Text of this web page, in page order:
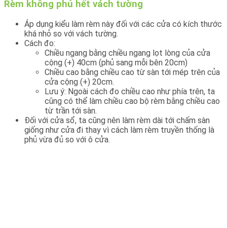
Rèm không phủ hết vách tường
Áp dụng kiểu làm rèm này đối với các cửa có kích thước
khá nhỏ so với vách tường.
Cách đo:
Chiều ngang bằng chiều ngang lọt lòng của cửa
cộng (+) 40cm (phủ sang mỗi bên 20cm)
Chiều cao bằng chiều cao từ sàn tới mép trên của
cửa cộng (+) 20cm.
Lưu ý: Ngoài cách đo chiều cao như phía trên, ta
cũng có thể làm chiều cao bộ rèm bằng chiều cao
từ trần tới sàn.
Đối với cửa sổ, ta cũng nên làm rèm dài tới chấm sàn
giống như cửa đi thay vì cách làm rèm truyền thống là
phủ vừa đủ so với ô cửa.